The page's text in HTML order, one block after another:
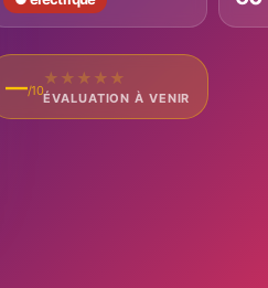
—/10
★ ★ ★ ★ ★
ÉVALUATION À VENIR